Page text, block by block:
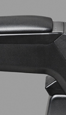
voor alle Ford